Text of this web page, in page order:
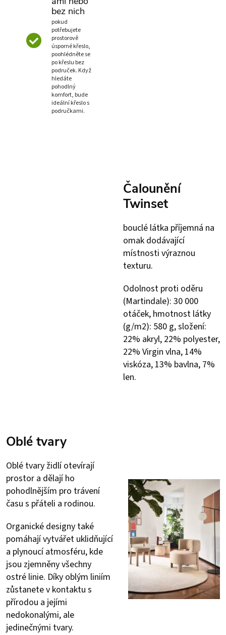
bez nich
pokud
potřebujete
prostorově
úsporné křeslo,
poohlédněte se
po křeslu bez
područek. Když
hledáte
pohodlný
komfort, bude
ideální křeslo s
područkami.
Čalounění
Twinset
bouclé látka příjemná na
omak dodávající
místnosti výraznou
texturu.
Odolnost proti oděru
(Martindale): 30 000
otáček, hmotnost látky
(g/m2): 580 g, složení:
22% akryl, 22% polyester,
22% Virgin vlna, 14%
viskóza, 13% bavlna, 7%
len.
Oblé tvary
Oblé tvary židlí otevírají
prostor a dělají ho
pohodlnějším pro trávení
času s přáteli a rodinou.
Organické designy také
pomáhají vytvářet uklidňující
a plynoucí atmosféru, kde
jsou zjemněny všechny
ostré linie. Díky oblým liniím
zůstanete v kontaktu s
přírodou a jejími
nedokonalými, ale
jedinečnými tvary.